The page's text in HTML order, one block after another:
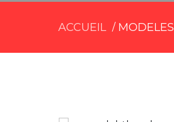
ACCUEIL MODELES